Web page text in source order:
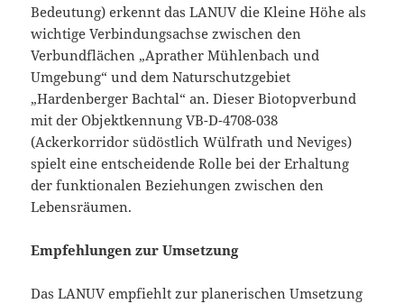
Bedeutung) erkennt das LANUV die Kleine Höhe als
wichtige Verbindungsachse zwischen den
Verbundflächen „Aprather Mühlenbach und
Umgebung“ und dem Naturschutzgebiet
„Hardenberger Bachtal“ an. Dieser Biotopverbund
mit der Objektkennung VB-D-4708-038
(Ackerkorridor südöstlich Wülfrath und Neviges)
spielt eine entscheidende Rolle bei der Erhaltung
der funktionalen Beziehungen zwischen den
Lebensräumen.
Empfehlungen zur Umsetzung
Das LANUV empfiehlt zur planerischen Umsetzung